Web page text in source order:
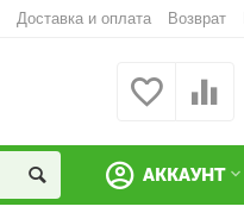
Доставка и оплата Возврат
АККАУНТ